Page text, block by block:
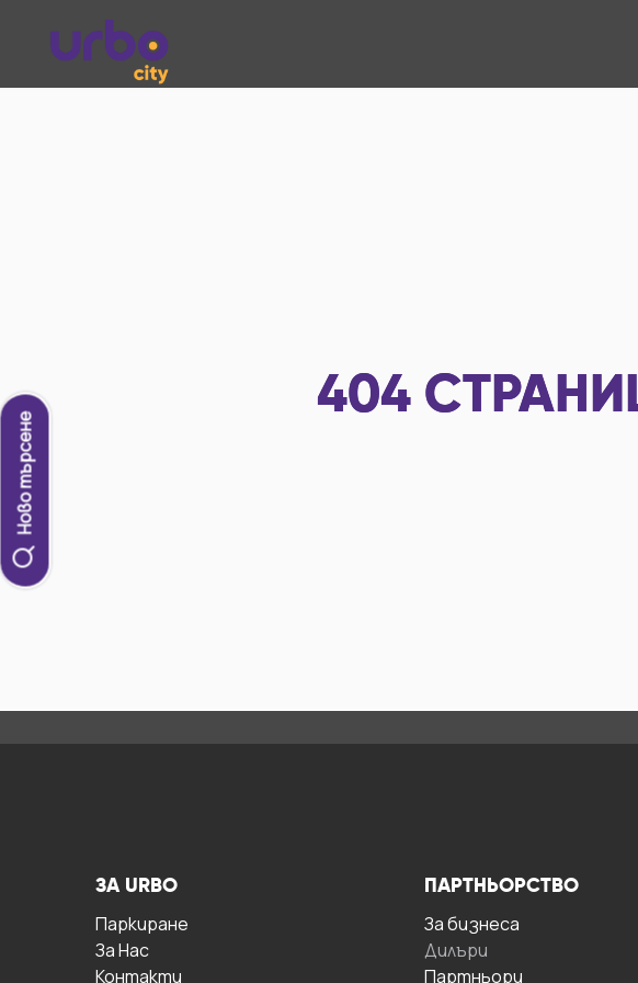
Ново търсене
404
ЗА URBO
Паркиране
За Hас
Контакти
ПАРТНЬОРСТВО
За бизнесa
Дилъри
Партньори